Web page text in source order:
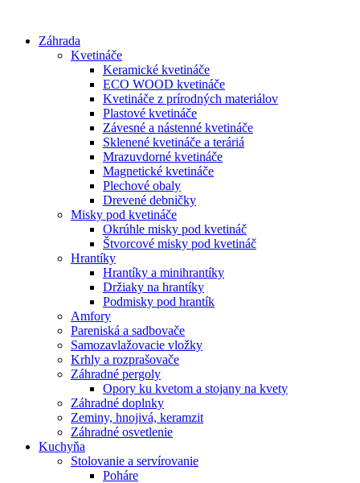
obsah
Záhrada
Kvetináče
Keramické kvetináče
ECO WOOD kvetináče
Kvetináče z prírodných materiálov
Plastové kvetináče
Závesné a nástenné kvetináče
Sklenené kvetináče a teráriá
Mrazuvdorné kvetináče
Magnetické kvetináče
Plechové obaly
Drevené debničky
Misky pod kvetináče
Okrúhle misky pod kvetináč
Štvorcové misky pod kvetináč
Hrantíky
Hrantíky a minihrantíky
Držiaky na hrantíky
Podmisky pod hrantík
Amfory
Pareniská a sadbovače
Samozavlažovacie vložky
Krhly a rozprašovače
Záhradné pergoly
Opory ku kvetom a stojany na kvety
Záhradné doplnky
Zeminy, hnojivá, keramzit
Záhradné osvetlenie
Kuchyňa
Stolovanie a servírovanie
Poháre